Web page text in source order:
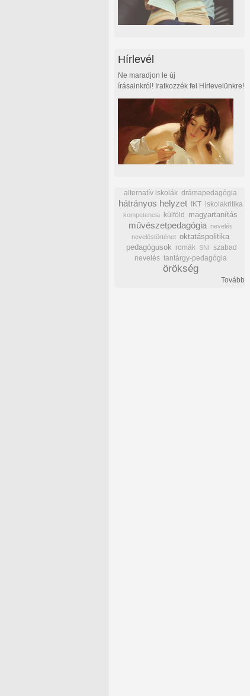
Hírlevél
Ne maradjon le új
írásainkról! Iratkozzék fel Hírlevelünkre!
alternatív iskolák drámapedagógia
hátrányos helyzet IKT iskolakritika
kompetencia külföld magyartanítás
művészetpedagógia
nevelés
neveléstörténet oktatáspolitika
pedagógusok romák SNI szabad
nevelés tantárgy-pedagógia
örökség
Tovább